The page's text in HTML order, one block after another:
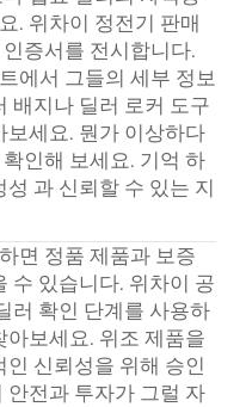
. 위차이 정전기 판매
증서를 전시합니다.
에서 그들의 세부 정보
배지나 딜러 로커 도구
보세요. 뭔가 이상하다
인해 보세요. 기억 하
과 신뢰할 수 있는 지
면 정품 제품과 보증
수 있습니다. 위차이 공
러 확인 단계를 사용하
아보세요. 위조 제품을
신뢰성을 위해 승인
안전과 투자가 그럴 자